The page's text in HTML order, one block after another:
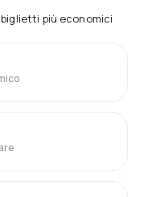
più economici